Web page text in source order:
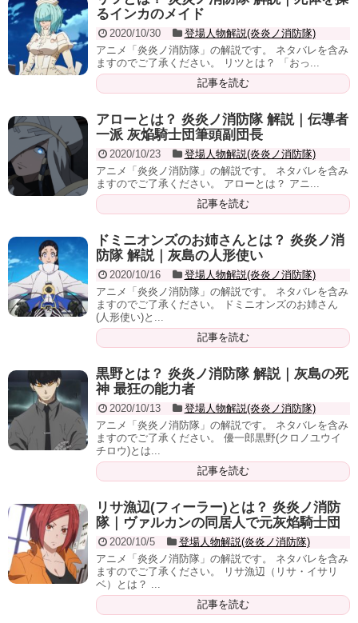
るインカのメイド
2020/10/30
登場人物解説(炎炎ノ消防隊)
アニメ「炎炎ノ消防隊」の解説です。 ネタバレを含み
ますのでご了承ください。 リツとは？ 「おっ...
記事を読む
アローとは？ 炎炎ノ消防隊 解説｜伝導者
一派 灰焔騎士団筆頭副団長
2020/10/23
登場人物解説(炎炎ノ消防隊)
アニメ「炎炎ノ消防隊」の解説です。 ネタバレを含み
ますのでご了承ください。 アローとは？ アニ...
記事を読む
ドミニオンズのお姉さんとは？ 炎炎ノ消
防隊 解説｜灰島の人形使い
2020/10/16
登場人物解説(炎炎ノ消防隊)
アニメ「炎炎ノ消防隊」の解説です。 ネタバレを含み
ますのでご了承ください。 ドミニオンズのお姉さん
(人形使い)と...
記事を読む
黒野とは？ 炎炎ノ消防隊 解説｜灰島の死
神 最狂の能力者
2020/10/13
登場人物解説(炎炎ノ消防隊)
アニメ「炎炎ノ消防隊」の解説です。 ネタバレを含み
ますのでご了承ください。 優一郎黒野(クロノユウイ
チロウ)とは...
記事を読む
リサ漁辺(フィーラー)とは？ 炎炎ノ消防
隊｜ヴァルカンの同居人で元灰焰騎士団
2020/10/5
登場人物解説(炎炎ノ消防隊)
アニメ「炎炎ノ消防隊」の解説です。 ネタバレを含み
ますのでご了承ください。 リサ漁辺（リサ・イサリ
ベ）とは？ ...
記事を読む